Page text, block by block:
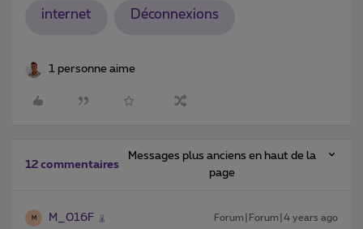
internet Déconnexions
1 personne aime
12 commentaires
Messages plus anciens en haut de la
page
M M_016F Forum|Forum|4 years ago